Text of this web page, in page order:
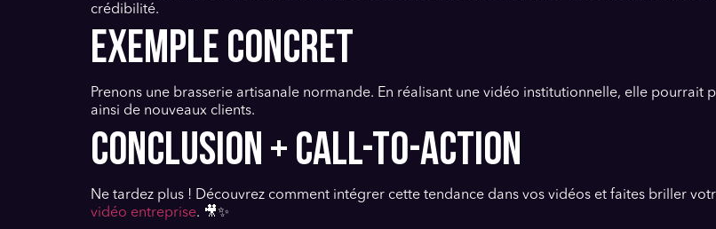
crédibilité.
EXEMPLE CONCRET
Prenons une brasserie artisanale normande. En réalisant une vidéo institutionnelle, elle
ainsi de nouveaux clients.
CONCLUSION + CALL-TO-ACTION
Ne tardez plus ! Découvrez comment intégrer cette tendance dans vos vidéos et faites briller
vidéo entreprise. 🎥✨